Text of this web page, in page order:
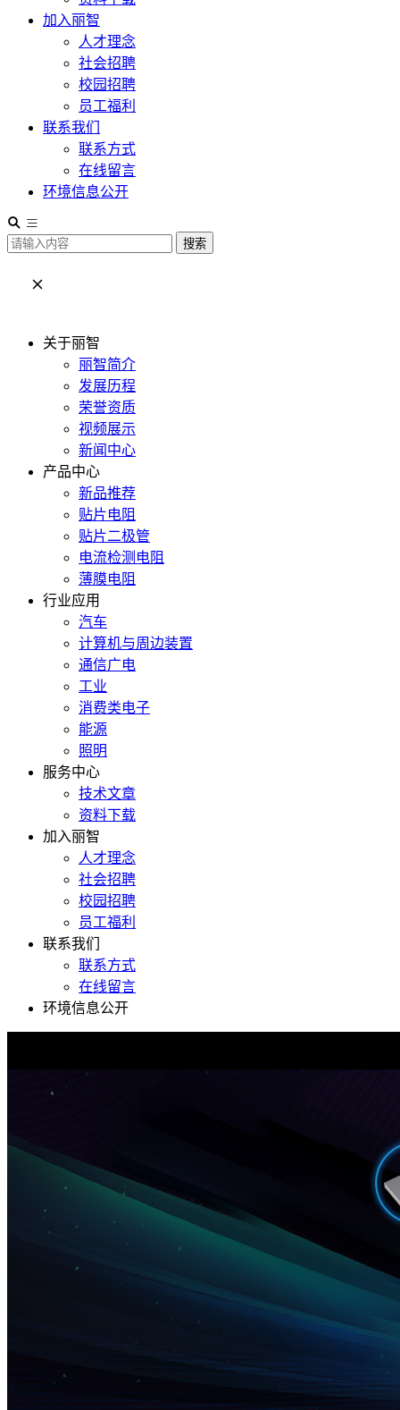
加入丽智
人才理念
社会招聘
校园招聘
员工福利
联系我们
联系方式
在线留言
环境信息公开
搜索
关于丽智
丽智简介
发展历程
荣誉资质
视频展示
新闻中心
产品中心
新品推荐
贴片电阻
贴片二极管
电流检测电阻
薄膜电阻
行业应用
汽车
计算机与周边装置
通信广电
工业
消费类电子
能源
照明
服务中心
技术文章
资料下载
加入丽智
人才理念
社会招聘
校园招聘
员工福利
联系我们
联系方式
在线留言
环境信息公开